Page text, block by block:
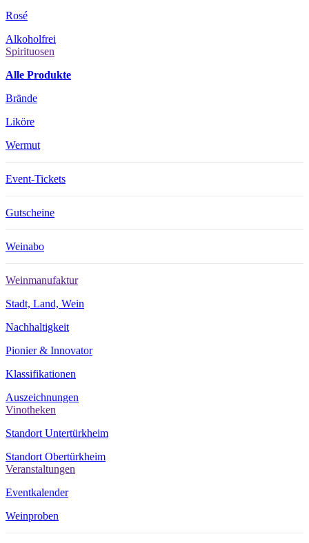
Rosé
Alkoholfrei
Spirituosen
Alle Produkte
Brände
Liköre
Wermut
Event-Tickets
Gutscheine
Weinabo
Weinmanufaktur
Stadt, Land, Wein
Nachhaltigkeit
Pionier & Innovator
Klassifikationen
Auszeichnungen
Vinotheken
Standort Untertürkheim
Standort Obertürkheim
Veranstaltungen
Eventkalender
Weinproben